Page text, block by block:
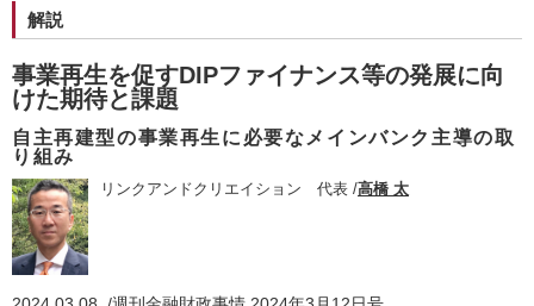
に
移
動
解説
事業再生を促すDIPファイナンス等の発展に向
けた期待と課題
自主再建型の事業再生に必要なメインバンク主導の取
り組み
リンクアンドクリエイション 代表 /高橋 太